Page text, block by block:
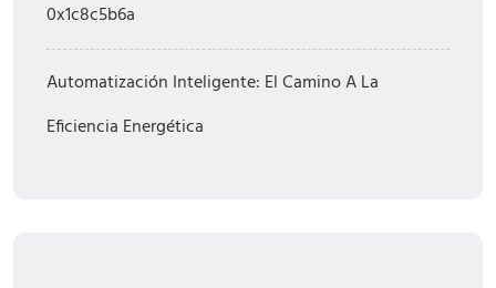
0x1c8c5b6a
Automatización Inteligente: El Camino A La
Eficiencia Energética